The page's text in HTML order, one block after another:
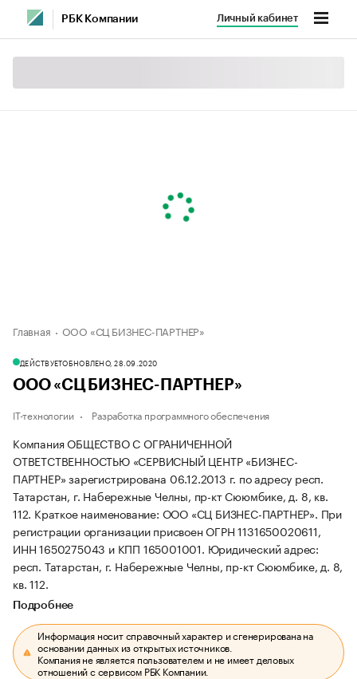
РБК Компании Личный кабинет
Главная ООО «СЦ БИЗНЕС-ПАРТНЕР»
ДЕЙСТВУЕТОБНОВЛЕНО, 28.09.2020
ООО «СЦ БИЗНЕС-ПАРТНЕР»
IT-технологии Разработка программного обеспечения
Компания ОБЩЕСТВО С ОГРАНИЧЕННОЙ
ОТВЕТСТВЕННОСТЬЮ «СЕРВИСНЫЙ ЦЕНТР «БИЗНЕС-
ПАРТНЕР» зарегистрирована 06.12.2013 г. по адресу респ.
Татарстан, г. Набережные Челны, пр-кт Сююмбике, д. 8, кв.
112. Краткое наименование: ООО «СЦ БИЗНЕС-ПАРТНЕР». При
регистрации организации присвоен ОГРН 1131650020611,
ИНН 1650275043 и КПП 165001001. Юридический адрес:
респ. Татарстан, г. Набережные Челны, пр-кт Сююмбике, д. 8,
кв. 112.
Подробнее
Информация носит справочный характер и сгенерирована на
основании данных из открытых источников.
Компания не является пользователем и не имеет деловых
отношений с сервисом РБК Компании.